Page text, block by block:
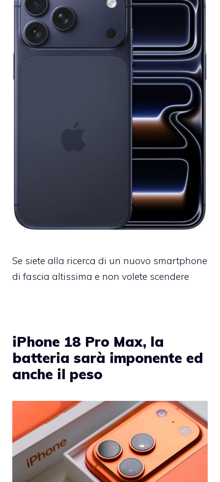
Se siete alla ricerca di un nuovo smartphone
di fascia altissima e non volete scendere
iPhone 18 Pro Max, la
batteria sarà imponente ed
anche il peso